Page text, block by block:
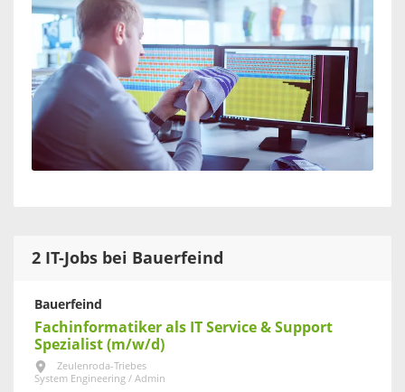
2 IT-Jobs bei Bauerfeind
Bauerfeind
Fachinformatiker als IT Service & Support
Spezialist (m/w/d)
Zeulenroda-Triebes
System Engineering / Admin